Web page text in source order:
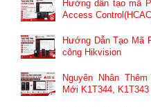
Hướng dẫn tạo mã
Access
Hướng Dẫn Tạo Mã
công Hikvision
Nguyên Nhân
Mới K1T344,